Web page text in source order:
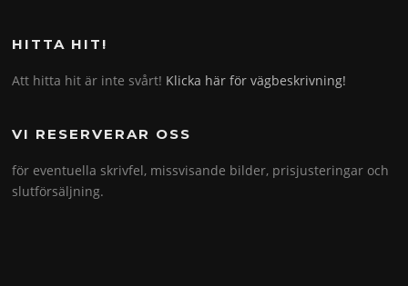
HITTA HIT!
Att hitta hit är inte svårt! Klicka här för vägbeskrivning!
VI RESERVERAR OSS
för eventuella skrivfel, missvisande bilder, prisjusteringar och
slutförsäljning.